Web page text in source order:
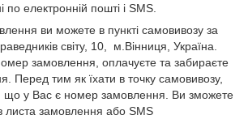
електронній пошті і SMS.
ви можете в пункті самовивозу за
світу, 10, м.Вінниця, Україна.
замовлення, оплачуєте та забираєте
Перед тим як їхати в точку самовивозу,
що у Вас є номер замовлення. Ви зможете
листа замовлення або SMS